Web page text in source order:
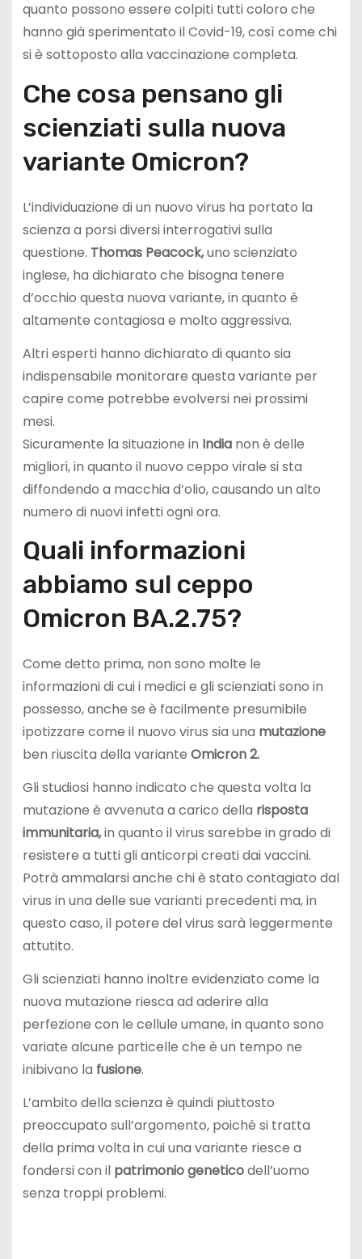
quanto possono essere colpiti tutti coloro che
hanno già sperimentato il Covid-19, così come chi
si è sottoposto alla vaccinazione completa.
Che cosa pensano gli
scienziati sulla nuova
variante Omicron?
L’individuazione di un nuovo virus ha portato la
scienza a porsi diversi interrogativi sulla
questione. Thomas Peacock,uno scienziato
inglese, ha dichiarato che bisogna tenere
d’occhio questa nuova variante, in quanto è
altamente contagiosa e molto aggressiva.
Altri esperti hanno dichiarato di quanto sia
indispensabile monitorare questa variante per
capire come potrebbe evolversi nei prossimi
mesi.
Sicuramente la situazione in Indianon è delle
migliori, in quanto il nuovo ceppo virale si sta
diffondendo a macchia d’olio, causando un alto
numero di nuovi infetti ogni ora.
Quali informazioni
abbiamo sul ceppo
Omicron BA.2.75?
Come detto prima, non sono molte le
informazioni di cui i medici e gli scienziati sono in
possesso, anche se è facilmente presumibile
ipotizzare come il nuovo virus sia una mutazione
ben riuscita della variante Omicron 2.
Gli studiosi hanno indicato che questa volta la
mutazione è avvenuta a carico della risposta
immunitaria,in quanto il virus sarebbe in grado di
resistere a tutti gli anticorpi creati dai vaccini.
Potrà ammalarsi anche chi è stato contagiato dal
virus in una delle sue varianti precedenti ma, in
questo caso, il potere del virus sarà leggermente
attutito.
Gli scienziati hanno inoltre evidenziato come la
nuova mutazione riesca ad aderire alla
perfezione con le cellule umane, in quanto sono
variate alcune particelle che è un tempo ne
inibivano la fusione.
L’ambito della scienza è quindi piuttosto
preoccupato sull’argomento, poiché si tratta
della prima volta in cui una variante riesce a
fondersi con il patrimoniogeneticodell’uomo
senza troppi problemi.